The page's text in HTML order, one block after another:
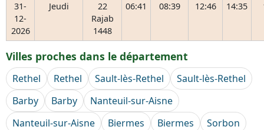
31-
12-
2026
Jeudi
22
Rajab
1448
06:41 08:39 12:46 14:35
Villes proches dans le département
Rethel Rethel Sault-lès-Rethel
Sault-lès-Rethel
Barby
Barby
Nanteuil-sur-Aisne
Nanteuil-sur-Aisne
Biermes Biermes
Sorbon